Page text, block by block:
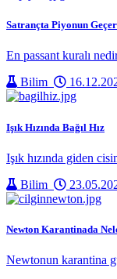
Satrançta Piyonun
En passant kuralı
Bilim
Işık Hızında Bağıl Hız
Işık hızında giden
Bilim
Newton Karantinada
Newtonun karantina